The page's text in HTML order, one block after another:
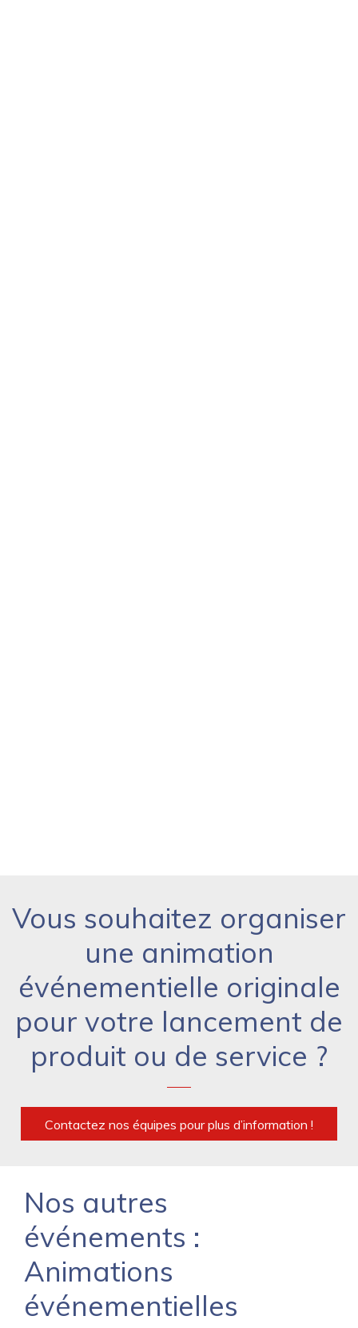
Vous souhaitez organiser
une animation
événementielle originale
pour votre lancement de
produit ou de service ?
Contactez nos équipes pour plus d’information !
Nos autres
événements :
Animations
événementielles